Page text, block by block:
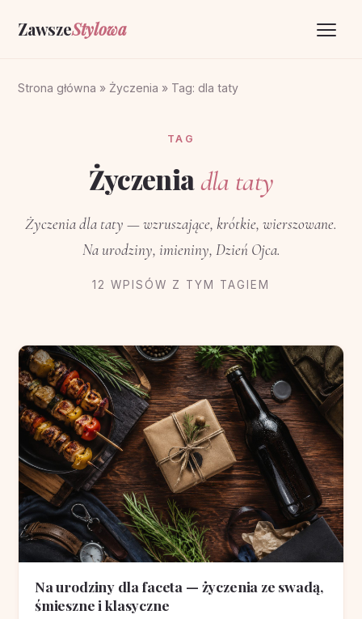
ZawszeStylowa
Strona główna » Życzenia » Tag: dla taty
TAG
Życzeniadla taty
Życzenia dla taty — wzruszające, krótkie, wierszowane.
Na urodziny, imieniny, Dzień Ojca.
12 WPISÓW Z TYM TAGIEM
Na urodziny dla faceta — życzenia ze swadą,
śmieszne i klasyczne